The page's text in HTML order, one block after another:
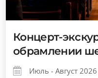
Концерт-
обрамлении
Июль - Август 2026